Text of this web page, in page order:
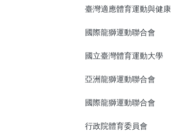
臺灣適應體育運動與健
國際龍獅運動聯合會
國立臺灣體育運動大學
亞洲龍獅運動聯合會
國際龍獅運動聯合會
行政院體育委員會